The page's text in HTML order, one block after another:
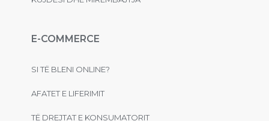
E-COMMERCE
SI TË BLENI ONLINE?
AFATET E LIFERIMIT
TË DREJTAT E KONSUMATORIT